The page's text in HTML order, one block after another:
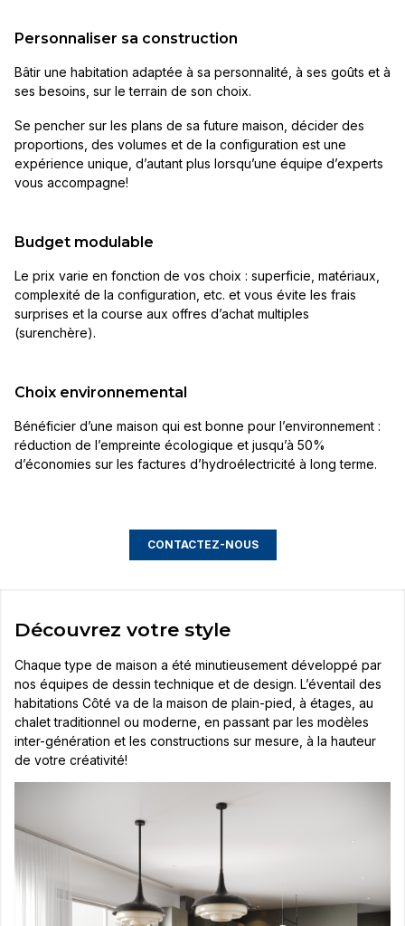
Personnaliser sa construction
Bâtir une habitation adaptée à sa personnalité, à ses goûts et à
ses besoins, sur le terrain de son choix.
Se pencher sur les plans de sa future maison, décider des
proportions, des volumes et de la configuration est une
expérience unique, d’autant plus lorsqu’une équipe d’experts
vous accompagne!
Budget modulable
Le prix varie en fonction de vos choix : superficie, matériaux,
complexité de la configuration, etc. et vous évite les frais
surprises et la course aux offres d’achat multiples
(surenchère).
Choix environnemental
Bénéficier d’une maison qui est bonne pour l’environnement :
réduction de l’empreinte écologique et jusqu’à 50%
d’économies sur les factures d’hydroélectricité à long terme.
CONTACTEZ-NOUS
Découvrez votre style
Chaque type de maison a été minutieusement développé par
nos équipes de dessin technique et de design. L’éventail des
habitations Côté va de la maison de plain-pied, à étages, au
chalet traditionnel ou moderne, en passant par les modèles
inter-génération et les constructions sur mesure, à la hauteur
de votre créativité!